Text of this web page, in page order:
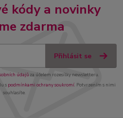
kódy a novinky
zdarma
Přihlásit se
údajůza účelem rozesílky newsletteru.
s podmínkami ochrany soukromí. Potvrzením s nimi
souhlasíte.